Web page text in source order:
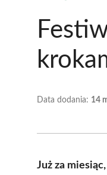
Data dodania: 14
Już za